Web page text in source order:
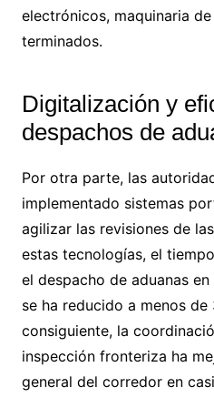
electrónicos, maquinaria
terminados.
Digitalización y
despachos de
Por otra parte, las
implementado sistemas
agilizar las revisiones de
estas tecnologías, el
el despacho de aduanas
se ha reducido a menos
consiguiente, la
inspección fronteriza ha
general del corredor en